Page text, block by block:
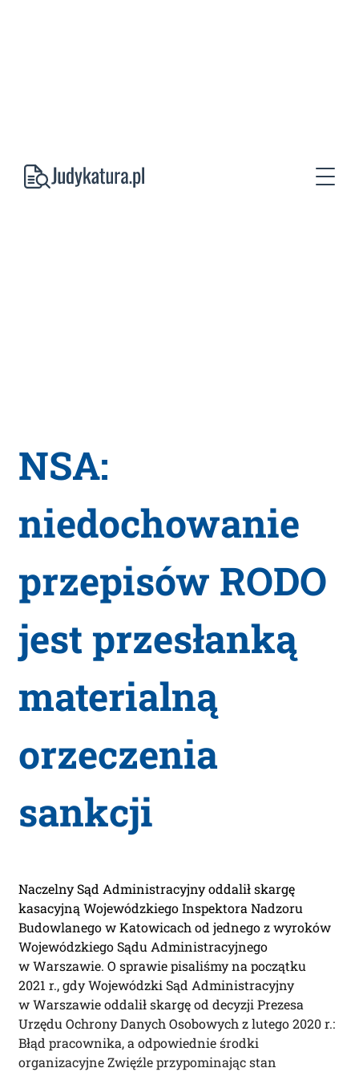
NSA:
niedochowanie
przepisów RODO
jest przesłanką
materialną
orzeczenia
sankcji
Naczelny Sąd Administracyjny oddalił skargę
kasacyjną Wojewódzkiego Inspektora Nadzoru
Budowlanego w Katowicach od jednego z wyroków
Wojewódzkiego Sądu Administracyjnego
w Warszawie. O sprawie pisaliśmy na początku
2021 r., gdy Wojewódzki Sąd Administracyjny
w Warszawie oddalił skargę od decyzji Prezesa
Urzędu Ochrony Danych Osobowych z lutego 2020 r.:
Błąd pracownika, a odpowiednie środki
organizacyjne Zwięźle przypominając stan